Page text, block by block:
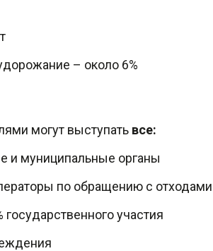
– около 6%
могут выступать все:
и муниципальные органы
по обращению с отходами
государственного участия